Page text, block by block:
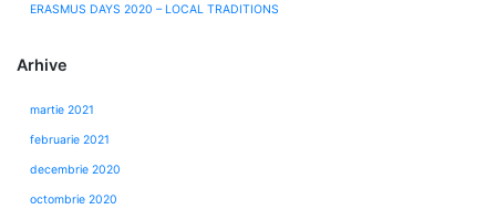
ERASMUS DAYS 2020 – LOCAL TRADITIONS
Arhive
martie 2021
februarie 2021
decembrie 2020
octombrie 2020